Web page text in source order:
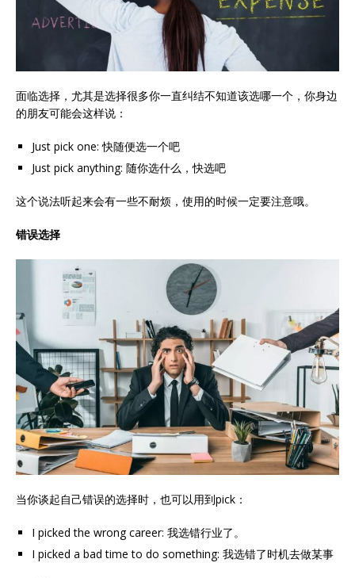
面临选择，尤其是选择很多你一直纠结不知道该选哪一个，你身边
的朋友可能会这样说：
Just pick one: 快随便选一个吧
Just pick anything: 随你选什么，快选吧
这个说法听起来会有一些不耐烦，使用的时候一定要注意哦。
错误选择
当你谈起自己错误的选择时，也可以用到pick：
I picked the wrong career: 我选错行业了。
I picked a bad time to do something: 我选错了时机去做某事